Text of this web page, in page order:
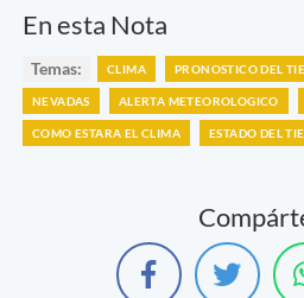
En esta Nota
Temas: CLIMA PRONOSTICO DEL
NEVADAS ALERTA METEOROLOGICO
COMO ESTARA EL CLIMA ESTADO DEL